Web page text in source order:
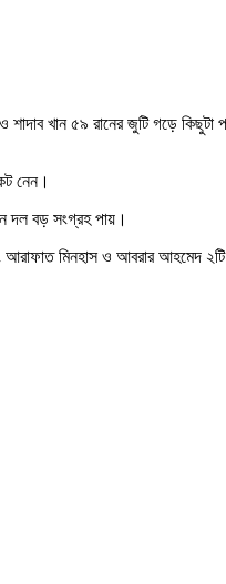
খান ৫৯ রানের জুটি গড়ে
নেন।
দল বড় সংগ্রহ পায়।
আরাফাত মিনহাস ও আবরার আহমেদ